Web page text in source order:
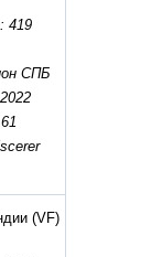
419
СПБ
(VF)